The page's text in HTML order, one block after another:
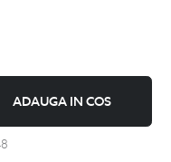
ADAUGA IN COS